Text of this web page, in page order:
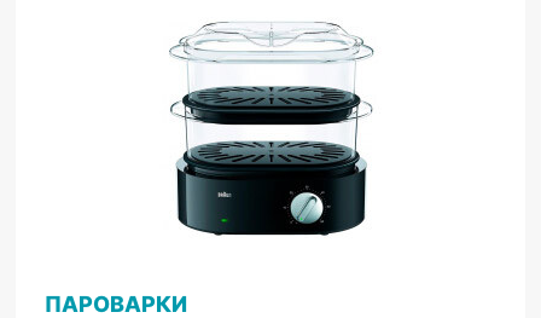
ПАРОВАРКИ